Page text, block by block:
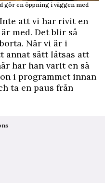
gör en öppning i väggen med
att vi har rivit en
med. Det blir så
När vi är i
annat sätt låtsas att
har han varit en så
i programmet innan
ta en paus från